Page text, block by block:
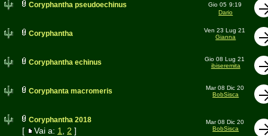
Coryphantha pseudoechinus Gio 05 9:19
Dario
Coryphantha
Ven 23 Lug 21
Gianna
Coryphantha echinus
Gio 08 Lug 21
ibiseremita
Coryphanta macromeris
Mar 08 Dic 20
BobSisca
Coryphantha 2018
[ Vai a: 1 2 ]
Mar 08 Dic 20
BobSisca